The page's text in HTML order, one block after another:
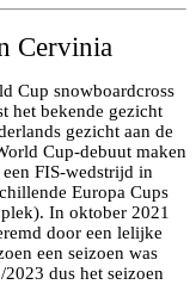
Cervinia
Cup snowboardcross
het bekende gezicht
gezicht aan de
Cup-debuut maken
FIS-wedstrijd in
Europa Cups
In oktober 2021
door een lelijke
een seizoen was
dus het seizoen